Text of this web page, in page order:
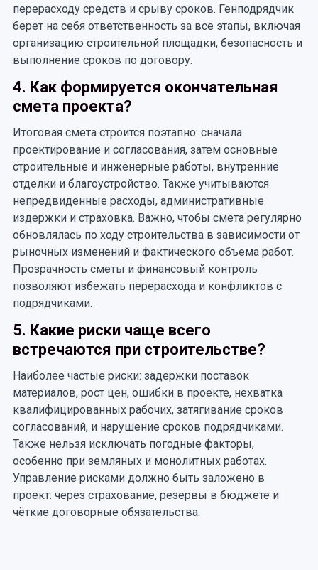
перерасходу средств и срыву сроков. Генподрядчик
берет на себя ответственность за все этапы, включая
организацию строительной площадки, безопасность и
выполнение сроков по договору.
4. Как формируется окончательная
смета проекта?
Итоговая смета строится поэтапно: сначала
проектирование и согласования, затем основные
строительные и инженерные работы, внутренние
отделки и благоустройство. Также учитываются
непредвиденные расходы, административные
издержки и страховка. Важно, чтобы смета регулярно
обновлялась по ходу строительства в зависимости от
рыночных изменений и фактического объема работ.
Прозрачность сметы и финансовый контроль
позволяют избежать перерасхода и конфликтов с
подрядчиками.
5. Какие риски чаще всего
встречаются при строительстве?
Наиболее частые риски: задержки поставок
материалов, рост цен, ошибки в проекте, нехватка
квалифицированных рабочих, затягивание сроков
согласований, и нарушение сроков подрядчиками.
Также нельзя исключать погодные факторы,
особенно при земляных и монолитных работах.
Управление рисками должно быть заложено в
проект: через страхование, резервы в бюджете и
чёткие договорные обязательства.